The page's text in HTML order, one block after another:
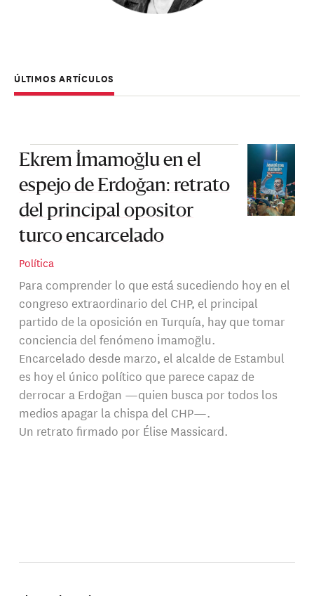
ÚLTIMOS ARTÍCULOS
Ekrem İmamoğlu en el
espejo de Erdoğan: retrato
del principal opositor
turco encarcelado
Política
Para comprender lo que está sucediendo hoy en el
congreso extraordinario del CHP, el principal
partido de la oposición en Turquía, hay que tomar
conciencia del fenómeno İmamoğlu.
Encarcelado desde marzo, el alcalde de Estambul
es hoy el único político que parece capaz de
derrocar a Erdoğan —quien busca por todos los
medios apagar la chispa del CHP—.
Un retrato firmado por Élise Massicard.